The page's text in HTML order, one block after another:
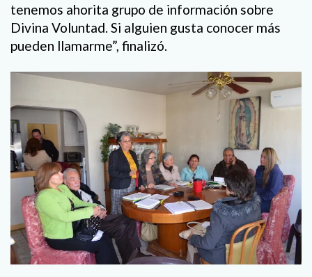
tenemos ahorita grupo de información sobre
Divina Voluntad. Si alguien gusta conocer más
pueden llamarme”, finalizó.